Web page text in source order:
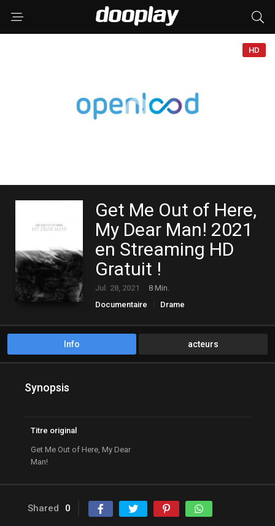
HD
Get Me Out of Here,
My Dear Man! 2021
en Streaming HD
Gratuit !
Jul. 28, 2021
8 Min.
Documentaire
Drame
Info acteurs
Synopsis
Titre original
Get Me Out of Here, My Dear
Man!
Shared 0